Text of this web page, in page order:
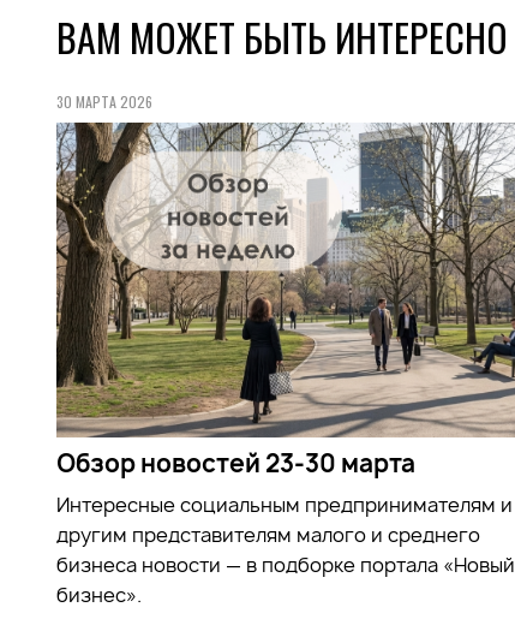
ВАМ МОЖЕТ БЫТЬ ИНТЕРЕСНО
30 МАРТА 2026
Обзор новостей 23-30 марта
Интересные социальным предпринимателям и
другим представителям малого и среднего
бизнеса новости — в подборке портала «Новый
бизнес».